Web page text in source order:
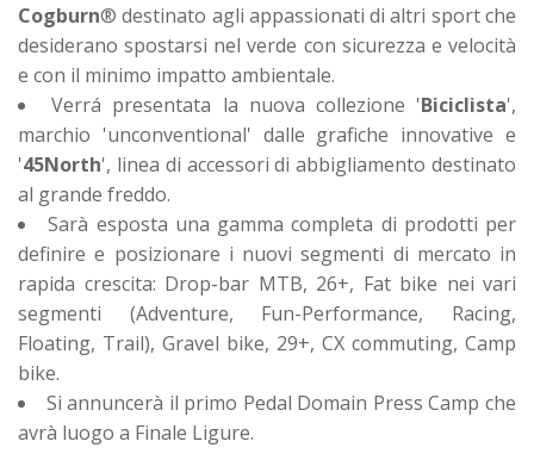
Cogburn® destinato agli appassionati di altri sport che
desiderano spostarsi nel verde con sicurezza e velocità
e con il minimo impatto ambientale.
Verrá presentata la nuova collezione 'Biciclista',
marchio 'unconventional' dalle grafiche innovative e
'45North', linea di accessori di abbigliamento destinato
al grande freddo.
Sarà esposta una gamma completa di prodotti per
definire e posizionare i nuovi segmenti di mercato in
rapida crescita: Drop-bar MTB, 26+, Fat bike nei vari
segmenti (Adventure, Fun-Performance, Racing,
Floating, Trail), Gravel bike, 29+, CX commuting, Camp
bike.
Si annuncerà il primo Pedal Domain Press Camp che
avrà luogo a Finale Ligure.